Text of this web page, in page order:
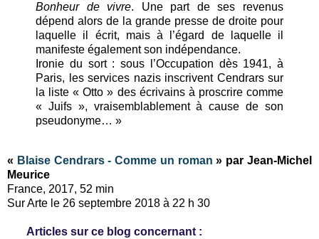
Bonheur de vivre. Une part de ses revenus
dépend alors de la grande presse de droite pour
laquelle il écrit, mais à l’égard de laquelle il
manifeste également son indépendance.
Ironie du sort : sous l’Occupation dès 1941, à
Paris, les services nazis inscrivent Cendrars sur
la liste « Otto » des écrivains à proscrire comme
« Juifs », vraisemblablement à cause de son
pseudonyme… »
« Blaise Cendrars - Comme un roman » par Jean-Michel
Meurice
France, 2017, 52 min
Sur Arte le 26 septembre 2018 à 22 h 30
Articles sur ce blog concernant :